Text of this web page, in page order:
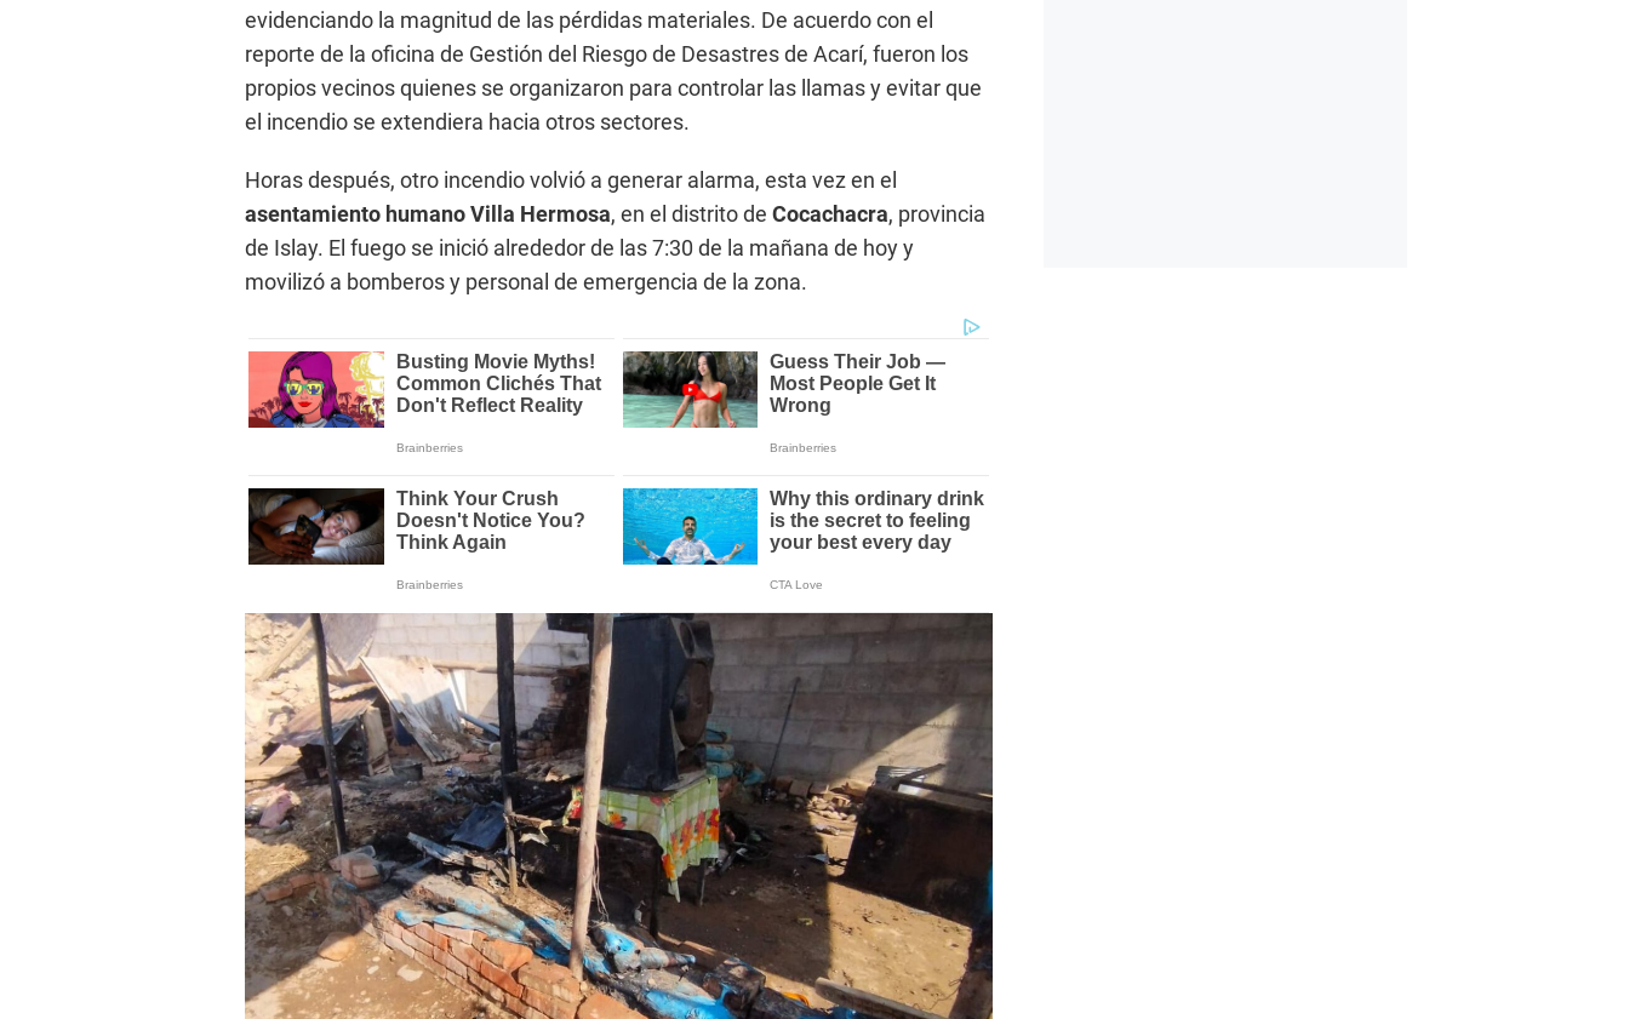
evidenciando la magnitud de las pérdidas materiales. De acuerdo con el
reporte de la oficina de Gestión del Riesgo de Desastres de Acarí, fueron los
propios vecinos quienes se organizaron para controlar las llamas y evitar que
el incendio se extendiera hacia otros sectores.
Horas después, otro incendio volvió a generar alarma, esta vez en el
asentamiento humano Villa Hermosa, en el distrito de Cocachacra, provincia
de Islay. El fuego se inició alrededor de las 7:30 de la mañana de hoy y
movilizó a bomberos y personal de emergencia de la zona.